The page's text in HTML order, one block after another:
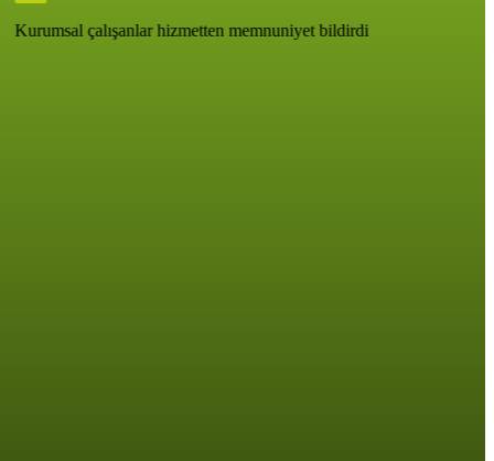
Kurumsal çalışanlar hizmetten memnuniyet bildirdi